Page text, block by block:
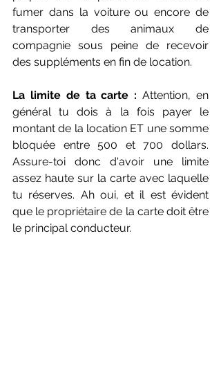
fumer dans la voiture ou encore de
transporter des animaux de
compagnie sous peine de recevoir
des suppléments en fin de location.
La limite de ta carte : Attention, en
général tu dois à la fois payer le
montant de la location ET une somme
bloquée entre 500 et 700 dollars.
Assure-toi donc d'avoir une limite
assez haute sur la carte avec laquelle
tu réserves. Ah oui, et il est évident
que le propriétaire de la carte doit être
le principal conducteur.